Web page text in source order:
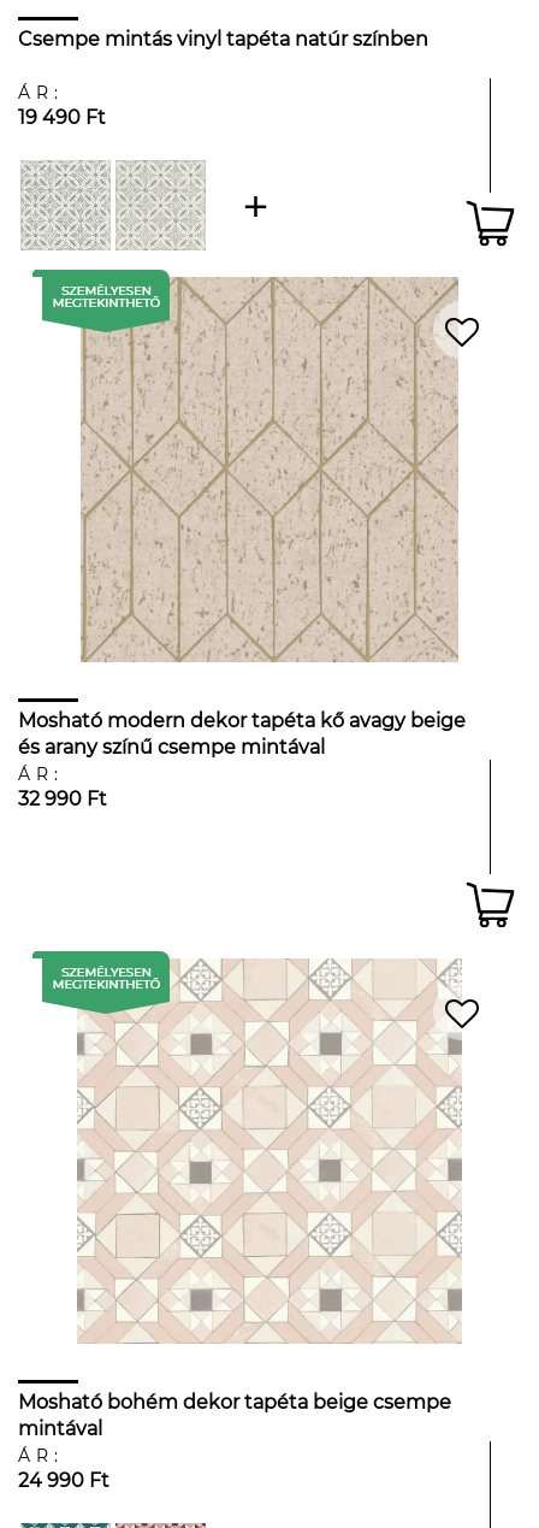
Csempe mintás vinyl tapéta natúr színben
ÁR:
19 490 Ft
Mosható modern dekor tapéta kő avagy beige
és arany színű csempe mintával
ÁR:
32 990 Ft
Mosható bohém dekor tapéta beige csempe
mintával
ÁR:
24 990 Ft